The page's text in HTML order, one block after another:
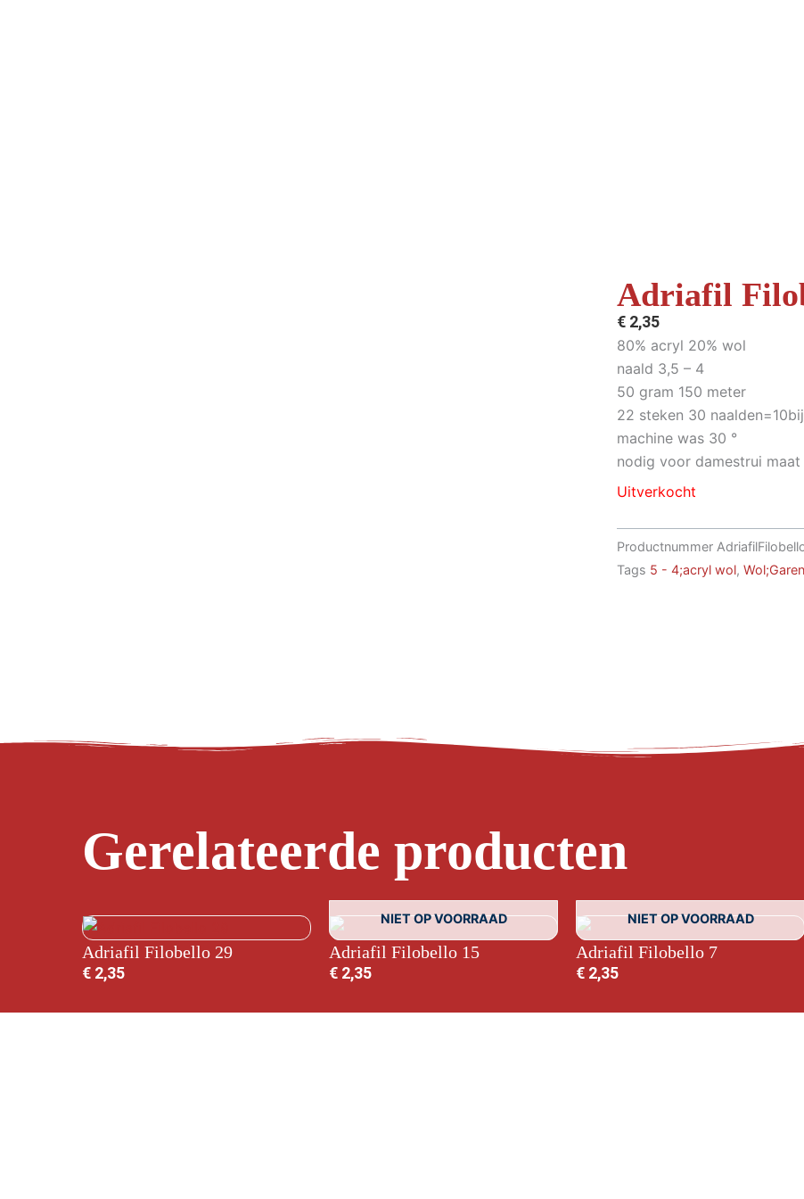
Adriafil
€ 2,35
80% acryl 20% wol
naald 3,5 – 4
50 gram 150 meter
22 steken 30
machine was 30 °
nodig voor damestrui
Uitverkocht
Productnummer
Tags 5 - 4;acryl wol,
Gerelateerde producten
Adriafil Filobello 29
€ 2,35
NIET OP VOORRAAD
Adriafil Filobello 15
€ 2,35
NIET OP VOORRAAD
Adriafil Filobello 7
€ 2,35